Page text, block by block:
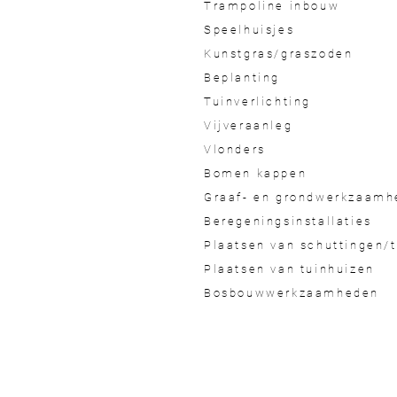
Trampoline inbouw
Speelhuisjes
Kunstgras/graszoden
Beplanting
Tuinverlichting
Vijveraanleg
Vlonders
Bomen kappen
Graaf- en
Beregeningsinstallaties
Plaatsen van schuttingen/
Plaatsen van tuinhuizen
Bosbouwwerkzaamheden